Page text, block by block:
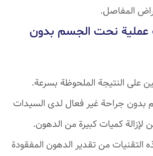
المفاصل.
عملية نحت الجسم بدون
على النتيجة الملحوظة بسرعة.
جراحة غير فعال لدى السيدات
لإزالة كميات كبيرة من الدهون.
التقنيات من تقدير الدهون المفقودة